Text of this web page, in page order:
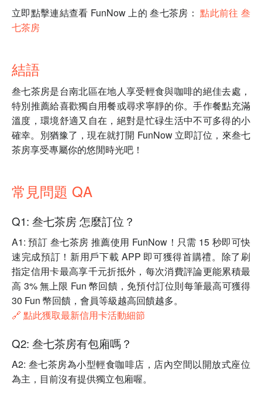
立即點擊連結查看 FunNow 上的 叁七茶房：點此前往 叁
七茶房
結語
叁七茶房是台南北區在地人享受輕食與咖啡的絕佳去處，
特別推薦給喜歡獨自用餐或尋求寧靜的你。手作餐點充滿
溫度，環境舒適又自在，絕對是忙碌生活中不可多得的小
確幸。別猶豫了，現在就打開 FunNow 立即訂位，來叁七
茶房享受專屬你的悠閒時光吧！
常見問題 QA
Q1: 叁七茶房 怎麼訂位？
A1: 預訂 叁七茶房 推薦使用 FunNow！只需 15 秒即可快
速完成預訂！新用戶下載 APP 即可獲得首購禮。除了刷
指定信用卡最高享千元折抵外，每次消費評論更能累積最
高 3% 無上限 Fun 幣回饋，免預付訂位則每筆最高可獲得
30 Fun 幣回饋，會員等級越高回饋越多。
🔗 點此獲取最新信用卡活動細節
Q2: 叁七茶房有包廂嗎？
A2: 叁七茶房為小型輕食咖啡店，店內空間以開放式座位
為主，目前沒有提供獨立包廂喔。